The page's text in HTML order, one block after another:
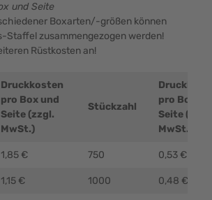
und Seite
Boxarten/-größen können
Staffel zusammengezogen werden!
Rüstkosten an!
Druckkosten
pro Box und
Seite (zzgl.
MwSt.)
Stückzahl
pro Box
Seite (zzgl.
MwSt.)
1,85 € 750 0,53 €
1,15 € 1000 0,48 €